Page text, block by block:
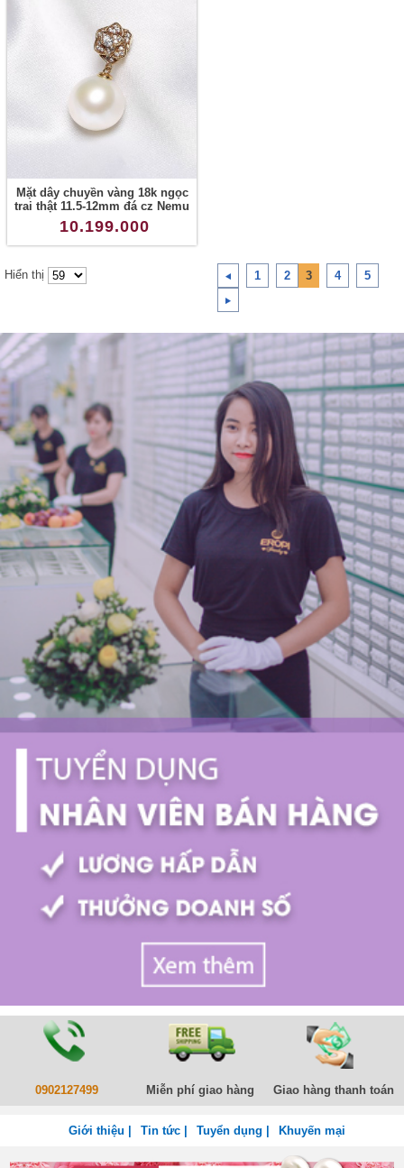
Mặt dây chuyền vàng 18k ngọc
trai thật 11.5-12mm đá cz Nemu
10.199.000
Hiển thị 1 2 3 4 5
0902127499 Miễn phí giao hàng Giao hàng thanh toán
Giới thiệu | Tin tức | Tuyển dụng | Khuyến mại